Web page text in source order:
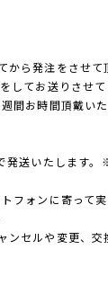
から発注をさせて
してお送りさせて
間お時間頂戴いた
発送いたします
フォンに寄って
ンセルや変更、交